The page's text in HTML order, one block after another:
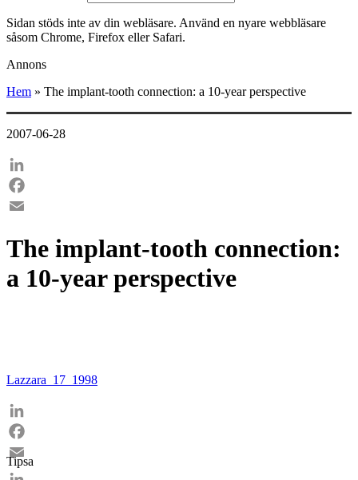
Sidan stöds inte av din webläsare. Använd en nyare webbläsare
såsom Chrome, Firefox eller Safari.
Annons
Hem » The implant-tooth connection: a 10-year perspective
2007-06-28
LinkedIn
Facebook
The implant-tooth connection:
a 10-year perspective
Lazzara_17_1998
LinkedIn
Facebook
Email
Tipsa